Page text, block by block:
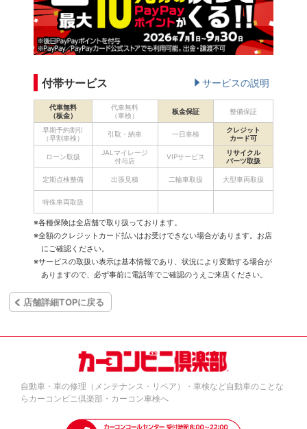
付帯サービス サービスの説明
代車無料
（板金）
代車無料
（車検）
板金保証 整備保証
早期予約割引
（早割車検）
引取・納車 一日車検
クレジット
カード可
ローン取扱
JALマイレージ
付与店
VIPサービス
リサイクル
パーツ取扱
定期点検整備 出張見積 二輪車取扱 大型車両取扱
特殊車両取扱
※各種保険は全店舗で取り扱っております。
※全額のクレジットカード払いはお受けできない場合があります。お店
にご確認ください。
※サービスの取扱い表示は基本情報であり、状況により変動する場合が
ありますので、必ず事前に電話等でご確認のうえご来店ください。
店舗詳細TOPに戻る
自動車・車の修理（メンテナンス・リペア）・車検など自動車のことな
らカーコンビニ倶楽部・カーコン車検へ